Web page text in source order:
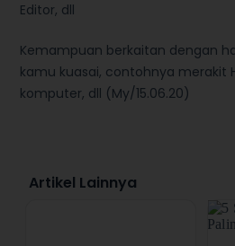
Editor, dll
Kemampuan berkaitan dengan
kamu kuasai, contohnya merakit
komputer, dll (My/15.06.20)
Artikel Lainnya